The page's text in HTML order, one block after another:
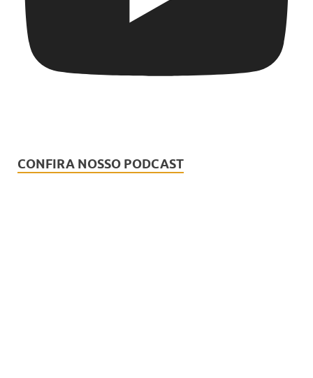
CONFIRA NOSSO PODCAST